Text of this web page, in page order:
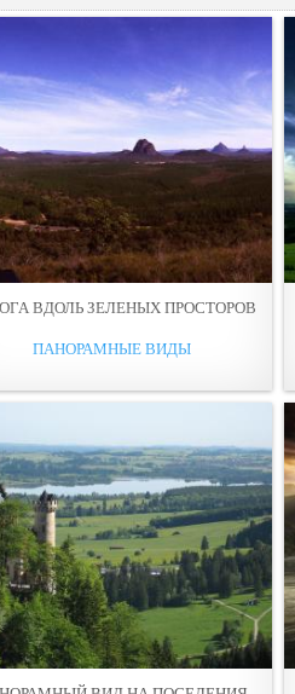
ВДОЛЬ ЗЕЛЕНЫХ ПРОСТОРОВ
ПАНОРАМНЫЕ ВИДЫ